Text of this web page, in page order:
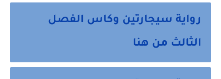
رواية سيجارتين وكاس الفصل
الثالث من هنا